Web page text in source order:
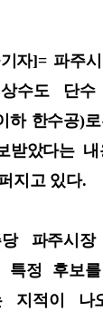
자]= 파주
수도 단
하 한수공)
받았다는
지고 있다.
파주시장
특정 후보
지적이 나